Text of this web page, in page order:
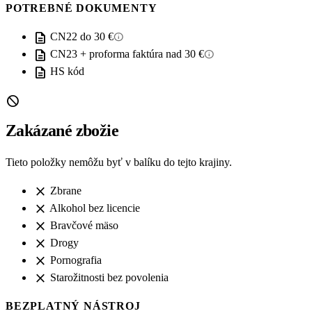
POTREBNÉ DOKUMENTY
description CN22 do 30 €info
description CN23 + proforma faktúra nad 30 €info
description HS kód
block
Zakázané zbožie
Tieto položky nemôžu byť v balíku do tejto krajiny.
close Zbrane
close Alkohol bez licencie
close Bravčové mäso
close Drogy
close Pornografia
close Starožitnosti bez povolenia
BEZPLATNÝ NÁSTROJ